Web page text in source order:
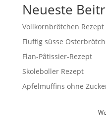
Neueste
Vollkornbrötchen
Fluffig süsse
Flan-Pâtissier-Rezept
Skoleboller Rezept
Apfelmuffins ohne